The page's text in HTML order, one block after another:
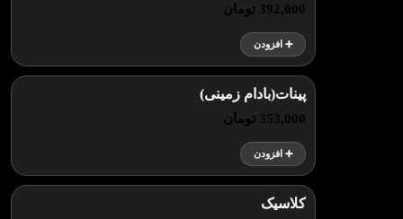
392,000 تومان
➕ افزودن
پینات(بادام زمینی)
353,000 تومان
➕ افزودن
کلاسیک